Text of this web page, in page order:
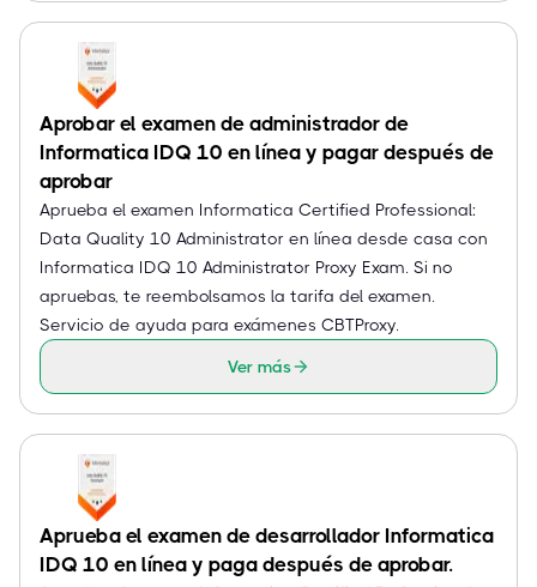
Aprobar el examen de administrador de
Informatica IDQ 10 en línea y pagar después de
aprobar
Aprueba el examen Informatica Certified Professional:
Data Quality 10 Administrator en línea desde casa con
Informatica IDQ 10 Administrator Proxy Exam. Si no
apruebas, te reembolsamos la tarifa del examen.
Servicio de ayuda para exámenes CBTProxy.
Ver más
Aprueba el examen de desarrollador Informatica
IDQ 10 en línea y paga después de aprobar.